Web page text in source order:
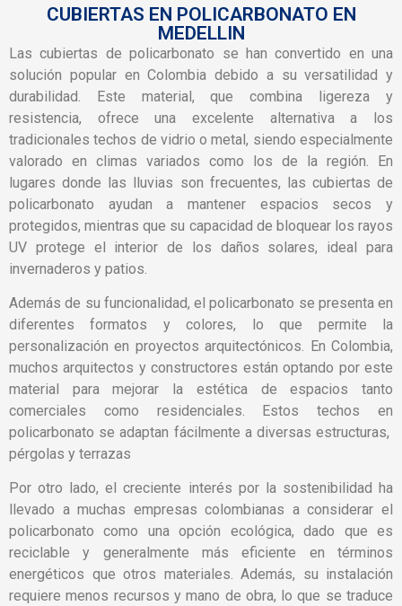
CUBIERTAS EN POLICARBONATO EN
MEDELLIN
Las cubiertas de policarbonato se han convertido en una
solución popular en Colombia debido a su versatilidad y
durabilidad. Este material, que combina ligereza y
resistencia, ofrece una excelente alternativa a los
tradicionales techos de vidrio o metal, siendo especialmente
valorado en climas variados como los de la región. En
lugares donde las lluvias son frecuentes, las cubiertas de
policarbonato ayudan a mantener espacios secos y
protegidos, mientras que su capacidad de bloquear los rayos
UV protege el interior de los daños solares, ideal para
invernaderos y patios.
Además de su funcionalidad, el policarbonato se presenta en
diferentes formatos y colores, lo que permite la
personalización en proyectos arquitectónicos. En Colombia,
muchos arquitectos y constructores están optando por este
material para mejorar la estética de espacios tanto
comerciales como residenciales. Estos techos en
policarbonato se adaptan fácilmente a diversas estructuras,
pérgolas y terrazas
Por otro lado, el creciente interés por la sostenibilidad ha
llevado a muchas empresas colombianas a considerar el
policarbonato como una opción ecológica, dado que es
reciclable y generalmente más eficiente en términos
energéticos que otros materiales. Además, su instalación
requiere menos recursos y mano de obra, lo que se traduce